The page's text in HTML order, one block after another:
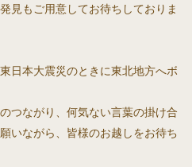
見もご用意してお待ちしておりま
日本大震災のときに東北地方へボ
つながり、何気ない言葉の掛け合
いながら、皆様のお越しをお待ち